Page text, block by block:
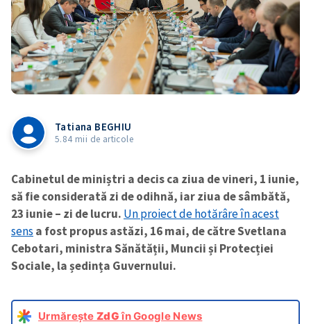
Tatiana BEGHIU
5.84 mii de articole
Cabinetul de miniștri a decis ca ziua de vineri, 1 iunie,
să fie considerată zi de odihnă, iar ziua de sâmbătă,
23 iunie – zi de lucru. Un proiect de hotărâre în acest
sens a fost propus astăzi, 16 mai, de către Svetlana
Cebotari, ministra Sănătății, Muncii și Protecției
Sociale, la ședința Guvernului.
Urmărește ZdGîn Google News